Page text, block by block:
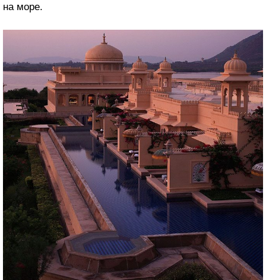
на море.